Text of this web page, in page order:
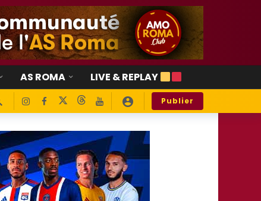
AS ROMA LIVE & REPLAY
Publier